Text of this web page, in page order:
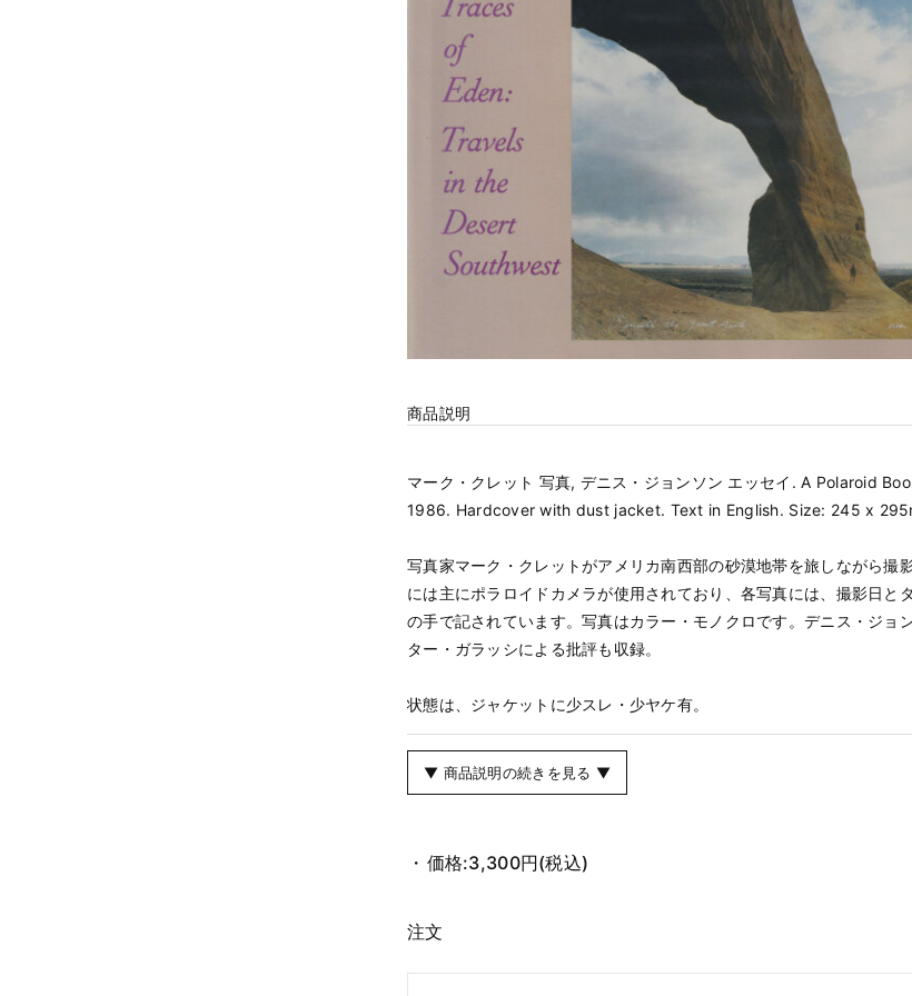
商品説明
マーク・クレット 写真, デニス・ジョンソン エッセイ. A Polaroid
1986. Hardcover with dust jacket. Text in English. Size: 245 x
写真家マーク・クレットがアメリカ南西部の砂漠地帯を旅しながら撮
には主にポラロイドカメラが使用されており、各写真には、撮影日と
の手で記されています。写真はカラー・モノクロです。デニス・ジョ
ター・ガラッシによる批評も収録。
状態は、ジャケットに少スレ・少ヤケ有。
▼ 商品説明の続きを見る ▼
価格:3,300円(税込)
注文